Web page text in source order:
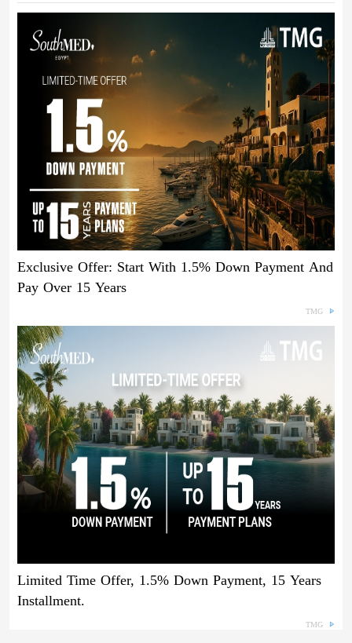
Exclusive Offer: Start With 1.5% Down Payment And
Pay Over 15 Years
TMG
Limited Time Offer, 1.5% Down Payment, 15 Years
Installment.
TMG